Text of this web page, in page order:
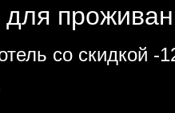
для
со скидкой -